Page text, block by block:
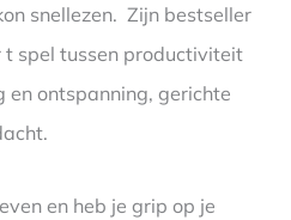
snellezen. Zijn bestseller
t spel tussen productiviteit
ontspanning, gerichte
en heb je grip op je